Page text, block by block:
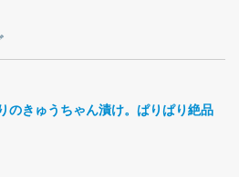
のきゅうちゃん漬け。ぱりぱり絶品。